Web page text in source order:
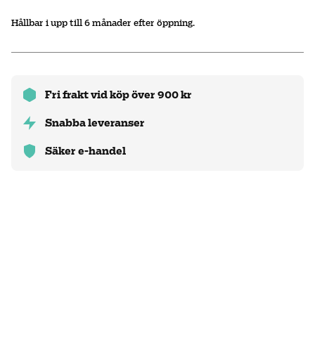
Hållbar i upp till 6 månader efter öppning.
Fri frakt vid köp över 900 kr
Snabba leveranser
Säker e-handel